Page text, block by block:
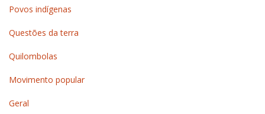
Povos indígenas
Questões da terra
Quilombolas
Movimento popular
Geral